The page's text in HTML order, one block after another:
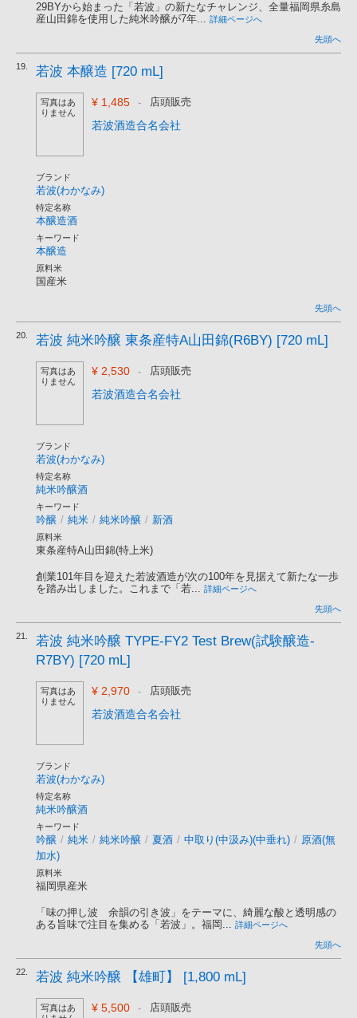
29BYから始まった「若波」の新たなチャレンジ、全量福岡県糸島
産山田錦を使用した純米吟醸が7年... 詳細ページへ
先頭へ
19. 若波 本醸造 [720 mL]
写真はあ
りません
¥ 1,485 - 店頭販売
若波酒造合名会社
ブランド
若波(わかなみ)
特定名称
本醸造酒
キーワード
本醸造
原料米
国産米
先頭へ
20. 若波 純米吟醸 東条産特A山田錦(R6BY) [720 mL]
写真はあ
りません
¥ 2,530 - 店頭販売
若波酒造合名会社
ブランド
若波(わかなみ)
特定名称
純米吟醸酒
キーワード
吟醸 / 純米 / 純米吟醸 / 新酒
原料米
東条産特A山田錦(特上米)
創業101年目を迎えた若波酒造が次の100年を見据えて新たな一歩
を踏み出しました。これまで「若... 詳細ページへ
先頭へ
21.
若波 純米吟醸 TYPE-FY2 Test Brew(試験醸造-
R7BY) [720 mL]
写真はあ
りません
¥ 2,970 - 店頭販売
若波酒造合名会社
ブランド
若波(わかなみ)
特定名称
純米吟醸酒
キーワード
吟醸 / 純米 / 純米吟醸 / 夏酒 / 中取り(中汲み)(中垂れ) / 原酒(無
加水)
原料米
福岡県産米
「味の押し波 余韻の引き波」をテーマに、綺麗な酸と透明感の
ある旨味で注目を集める「若波」。福岡... 詳細ページへ
先頭へ
22. 若波 純米吟醸 【雄町】 [1,800 mL]
写真はあ
¥ 5,500 - 店頭販売